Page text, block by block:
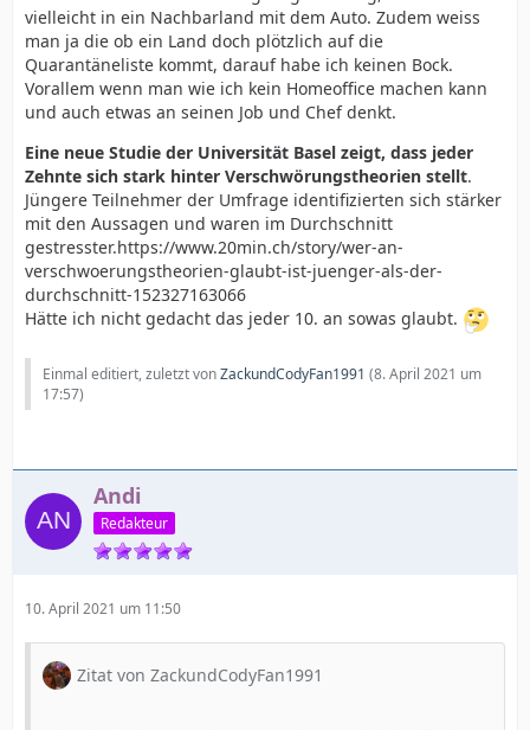
vielleicht in ein Nachbarland mit dem Auto. Zudem weiss
man ja die ob ein Land doch plötzlich auf die
Quarantäneliste kommt, darauf habe ich keinen Bock.
Vorallem wenn man wie ich kein Homeoffice machen kann
und auch etwas an seinen Job und Chef denkt.
Eine neue Studie der Universität Basel zeigt, dass jeder
Zehnte sich stark hinter Verschwörungstheorien stellt.
Jüngere Teilnehmer der Umfrage identifizierten sich stärker
mit den Aussagen und waren im Durchschnitt
gestresster.https://www.20min.ch/story/wer-an-
verschwoerungstheorien-glaubt-ist-juenger-als-der-
durchschnitt-152327163066
Hätte ich nicht gedacht das jeder 10. an sowas glaubt.
Einmal editiert, zuletzt vonZackundCodyFan1991 (8. April 2021 um
17:57)
Andi
Redakteur
10. April 2021 um 11:50
Zitat von ZackundCodyFan1991